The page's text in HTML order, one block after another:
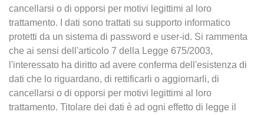
cancellarsi o di opporsi per motivi legittimi al loro
trattamento. I dati sono trattati su supporto informatico
protetti da un sistema di password e user-id. Si rammenta
che ai sensi dell'articolo 7 della Legge 675/2003,
l'interessato ha diritto ad avere conferma dell'esistenza di
dati che lo riguardano, di rettificarli o aggiornarli, di
cancellarsi o di opporsi per motivi legittimi al loro
trattamento. Titolare dei dati è ad ogni effetto di legge il